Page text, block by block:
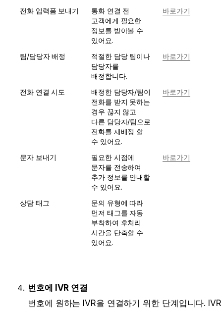
전화 입력폼 보내기
통화 연결 전
고객에게 필요한
정보를 받아볼 수
있어요.
바로가기
팀/담당자 배정
적절한 담당 팀이나
담당자를
배정합니다.
바로가기
전화 연결 시도
배정한 담당자/팀이
전화를 받지 못하는
경우 끊지 않고
다른 담당자/팀으로
전화를 재배정 할
수 있어요.
바로가기
문자 보내기
필요한 시점에
문자를 전송하여
추가 정보를 안내할
수 있어요.
바로가기
상담 태그
문의 유형에 따라
먼저 태그를 자동
부착하여 후처리
시간을 단축할 수
있어요.
번호에 IVR 연결
번호에 원하는 IVR을 연결하기 위한 단계입니다. IVR